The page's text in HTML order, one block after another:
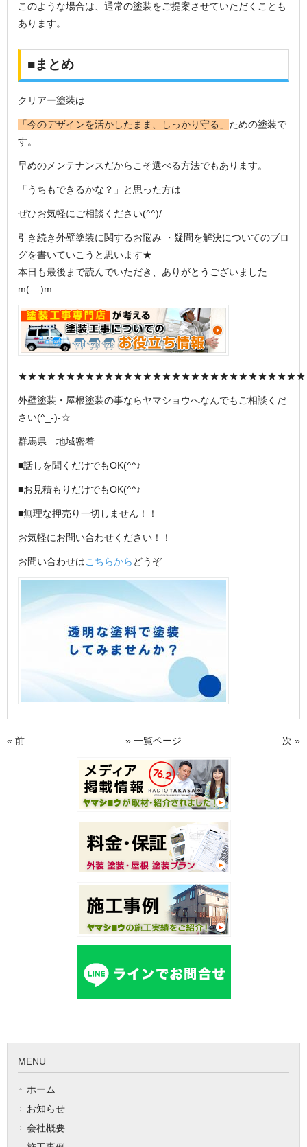
このような場合は、通常の塗装をご提案させていただくことも
あります。
■まとめ
クリアー塗装は
「今のデザインを活かしたまま、しっかり守る」 ための塗装で
す。
早めのメンテナンスだからこそ選べる方法でもあります。
「うちもできるかな？」と思った方は
ぜひお気軽にご相談ください(^^)/
引き続き外壁塗装に関するお悩み ・疑問を解決についてのブロ
グを書いていこうと思います★
本日も最後まで読んでいただき、ありがとうございました
m(__)m
★★★★★★★★★★★★★★★★★★★★★★★★★★★★★★
外壁塗装・屋根塗装の事ならヤマショウへなんでもご相談くだ
さい(^_-)-☆
群馬県 地域密着
■話しを聞くだけでもOK(^^♪
■お見積もりだけでもOK(^^♪
■無理な押売り一切しません！！
お気軽にお問い合わせください！！
お問い合わせはこちらから どうぞ
« 前 次 »
» 一覧ページ
MENU
ホーム
お知らせ
会社概要